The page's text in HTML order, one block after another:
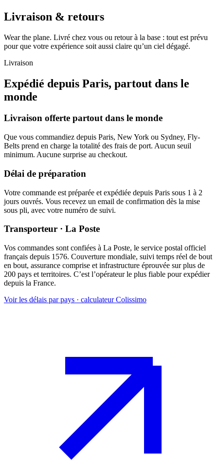
Livraison & retours
Wear the plane. Livré chez vous ou retour à la base : tout est prévu
pour que votre expérience soit aussi claire qu’un ciel dégagé.
Livraison
Expédié depuis Paris, partout dans le
monde
Livraison offerte partout dans le monde
Que vous commandiez depuis Paris, New York ou Sydney, Fly-
Belts prend en charge la totalité des frais de port. Aucun seuil
minimum. Aucune surprise au checkout.
Délai de préparation
Votre commande est préparée et expédiée depuis Paris sous 1 à 2
jours ouvrés. Vous recevez un email de confirmation dès la mise
sous pli, avec votre numéro de suivi.
Transporteur · La Poste
Vos commandes sont confiées à La Poste, le service postal officiel
français depuis 1576. Couverture mondiale, suivi temps réel de bout
en bout, assurance comprise et infrastructure éprouvée sur plus de
200 pays et territoires. C’est l’opérateur le plus fiable pour expédier
depuis la France.
Voir les délais par pays · calculateur Colissimo